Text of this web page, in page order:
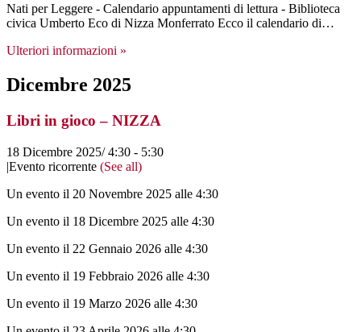
Nati per Leggere - Calendario appuntamenti di lettura - Biblioteca
civica Umberto Eco di Nizza Monferrato Ecco il calendario di…
Ulteriori informazioni »
Dicembre 2025
Libri in gioco – NIZZA
18 Dicembre 2025/ 4:30 - 5:30
|Evento ricorrente (See all)
Un evento il 20 Novembre 2025 alle 4:30
Un evento il 18 Dicembre 2025 alle 4:30
Un evento il 22 Gennaio 2026 alle 4:30
Un evento il 19 Febbraio 2026 alle 4:30
Un evento il 19 Marzo 2026 alle 4:30